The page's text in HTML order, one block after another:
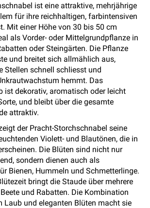
ist eine attraktive, mehrjährige
für ihre reichhaltigen, farbintensiven
Mit einer Höhe von 30 bis 50 cm
als Vorder- oder Mittelgrundpflanze in
oder Steingärten. Die Pflanze
und breitet sich allmählich aus,
Stellen schnell schliesst und
hemmt. Das
ist dekorativ, aromatisch oder leicht
und bleibt über die gesamte
attraktiv.
der Pracht-Storchschnabel seine
Violett- und Blautönen, die in
Die Blüten sind nicht nur
sondern dienen auch als
Bienen, Hummeln und Schmetterlinge.
bringt die Staude über mehrere
und Rabatten. Die Kombination
Laub und eleganten Blüten macht sie